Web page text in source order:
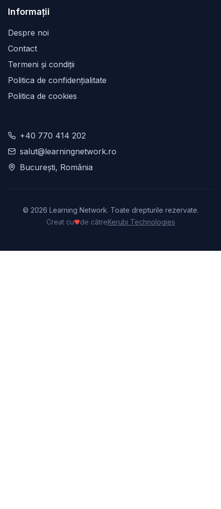
Informații
Despre noi
Contact
Termeni și condiții
Politica de confidențialitate
Politica de cookies
+40 770 414 202
salut@learningnetwork.ro
București, România
© 2026 Learning Network. Toate drepturile rezervate.
Creat cu
de cătreKerubi Technologies